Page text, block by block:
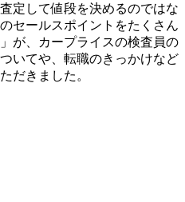
定して値段を決めるのではな
セールスポイントをたくさん
が、カープライスの検査員の
いてや、転職のきっかけなど
だきました。